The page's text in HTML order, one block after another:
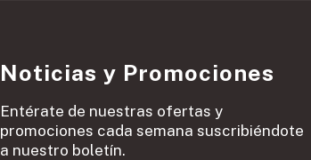
Noticias y Promociones
Entérate de nuestras ofertas y
promociones cada semana suscribiéndote
a nuestro boletín.